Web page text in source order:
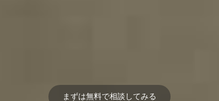
まずは無料で相談してみる